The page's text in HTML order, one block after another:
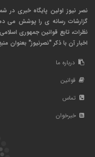
نصر نیوز اولین پایگاه خبری
گزارشات رسانه ی را پوشش می
نظرات، تابع قوانین جمهوری
اخبار آن با ذکر "نصرنیوز" بعنوان
درباره ما
قوانین
تماس
خبرخوان